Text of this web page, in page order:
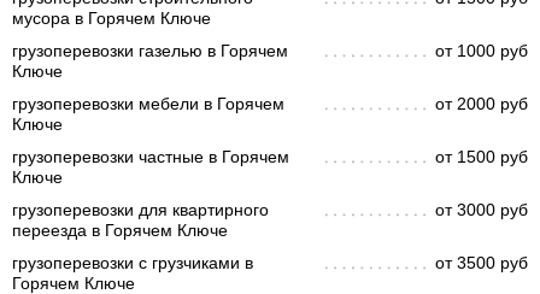
мусора в Горячем Ключе
грузоперевозки газелью в Горячем
Ключе
от 1000 руб
грузоперевозки мебели в Горячем
Ключе
от 2000 руб
грузоперевозки частные в Горячем
Ключе
от 1500 руб
грузоперевозки для квартирного
переезда в Горячем Ключе
от 3000 руб
грузоперевозки с грузчиками в
Горячем Ключе
от 3500 руб